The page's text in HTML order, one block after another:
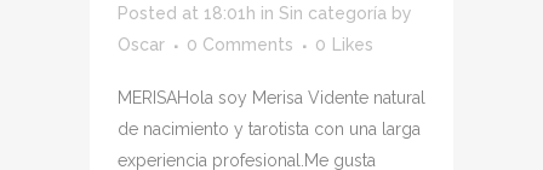
Posted at 18:01h in Sin categoría by
Oscar
0 Comments 0 Likes
MERISAHola soy Merisa Vidente natural
de nacimiento y tarotista con una larga
experiencia profesional.Me gusta